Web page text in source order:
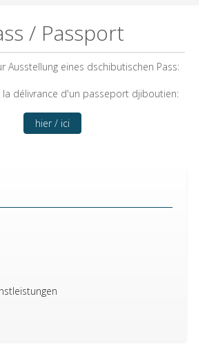
/ Passport
Ausstellung eines dschibutischen Pass:
délivrance d'un passeport djiboutien:
hier / ici